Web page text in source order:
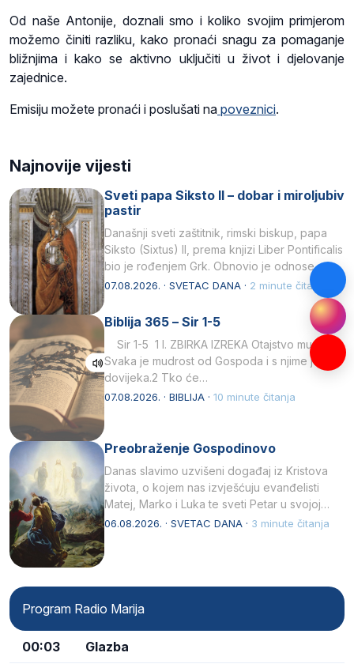
Od naše Antonije, doznali smo i koliko svojim primjerom
možemo činiti razliku, kako pronaći snagu za pomaganje
bližnjima i kako se aktivno uključiti u život i djelovanje
zajednice.
Emisiju možete pronaći i poslušati na poveznici.
Najnovije vijesti
Sveti papa Siksto II – dobar i miroljubiv
pastir
Današnji sveti zaštitnik, rimski biskup, papa
Siksto (Sixtus) II, prema knjizi Liber Pontificalis
bio je rođenjem Grk. Obnovio je odnose s
afričkim…
07.08.2026. · SVETAC DANA · 2 minute čitanja
Biblija 365 – Sir 1-5
Sir 1-5 1 I. ZBIRKA IZREKA Otajstvo mudrosti
Svaka je mudrost od Gospoda i s njime je
dovijeka.2 Tko će…
07.08.2026. · BIBLIJA · 10 minute čitanja
Preobraženje Gospodinovo
Danas slavimo uzvišeni događaj iz Kristova
života, o kojem nas izvješćuju evanđelisti
Matej, Marko i Luka te sveti Petar u svojoj
drugoj…
06.08.2026. · SVETAC DANA · 3 minute čitanja
Program Radio Marija
00:03 Glazba